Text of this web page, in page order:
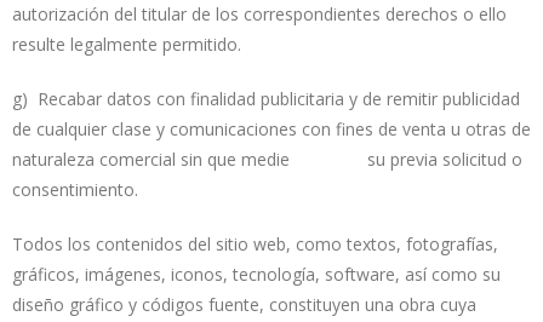
autorización del titular de los correspondientes derechos o ello
resulte legalmente permitido.
g) Recabar datos con finalidad publicitaria y de remitir publicidad
de cualquier clase y comunicaciones con fines de venta u otras de
naturaleza comercial sin que medie su previa solicitud o
consentimiento.
Todos los contenidos del sitio web, como textos, fotografías,
gráficos, imágenes, iconos, tecnología, software, así como su
diseño gráfico y códigos fuente, constituyen una obra cuya